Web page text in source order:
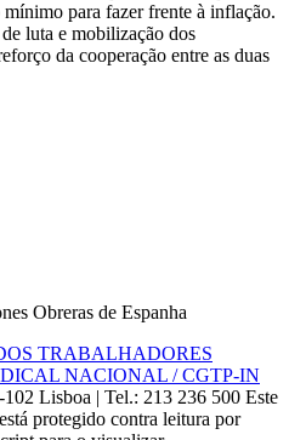
para fazer frente à inflação.
luta e mobilização dos
da cooperação entre as duas
Obreras de Espanha
TRABALHADORES
NACIONAL / CGTP-IN
Lisboa | Tel.: 213 236 500 Este
protegido contra leitura por